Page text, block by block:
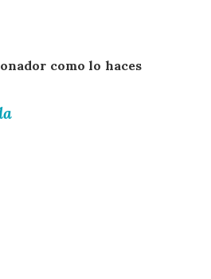
como lo haces